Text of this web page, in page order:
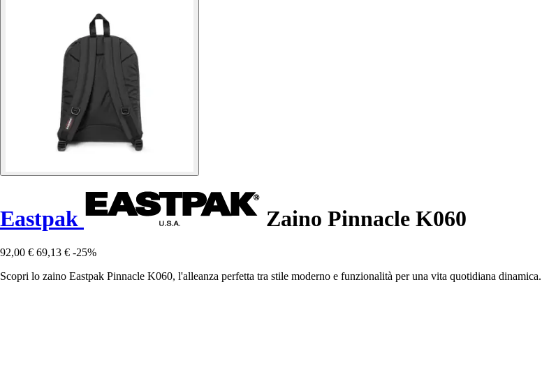
Eastpak Zaino Pinnacle K060
92,00 € 69,13 € -25%
Scopri lo zaino Eastpak Pinnacle K060, l'alleanza perfetta tra stile moderno e funzionalità per una vita quotidiana dinamica.